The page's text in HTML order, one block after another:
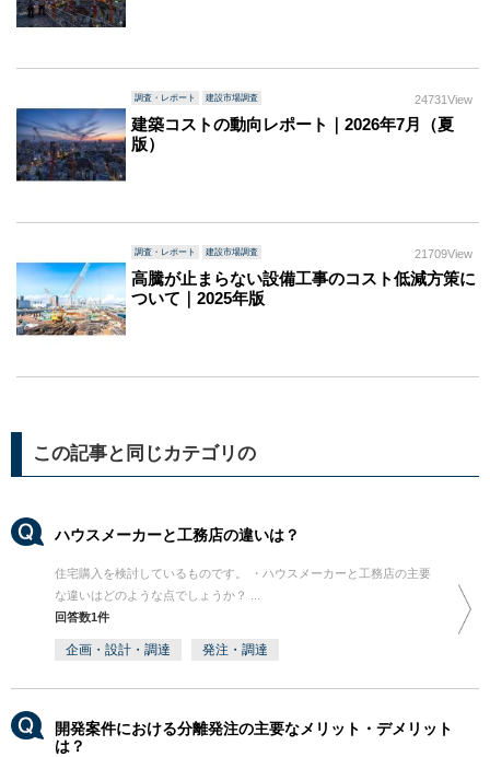
調査・レポート 建設市場調査 24731View
建築コストの動向レポート｜2026年7月（夏
版）
調査・レポート 建設市場調査 21709View
高騰が止まらない設備工事のコスト低減方策に
ついて｜2025年版
この記事と同じカテゴリの
ハウスメーカーと工務店の違いは？
住宅購入を検討しているものです。 ・ハウスメーカーと工務店の主要
な違いはどのような点でしょうか？ ...
回答数1件
企画・設計・調達 発注・調達
開発案件における分離発注の主要なメリット・デメリット
は？